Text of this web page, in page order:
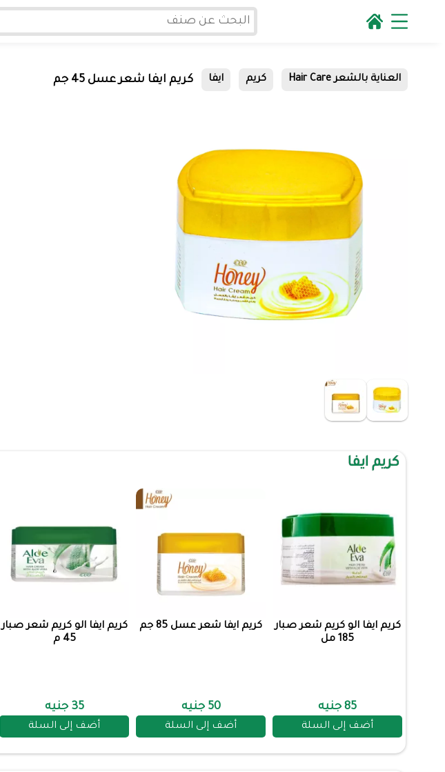
العناية بالشعر Hair Care كريم ايفا كريم ايفا شعر عسل 45 جم
كريم ايفا
كريم ايفا الو كريم شعر صبار
185 مل
85 جنيه
أضف إلى السلة
كريم ايفا شعر عسل 85 جم
50 جنيه
أضف إلى السلة
كريم ايفا الو كريم شعر صبار
45 م
35 جنيه
أضف إلى السلة